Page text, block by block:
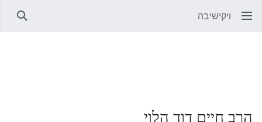
ויקישיבה
הרב חיים דוד הלוי